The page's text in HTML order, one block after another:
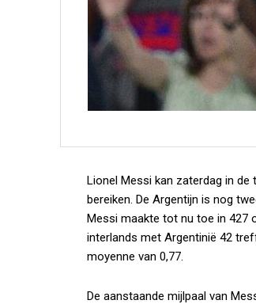
Lionel Messi kan zaterdag in
bereiken. De Argentijn is nog
Messi maakte tot nu toe in 427
interlands met Argentinië 42
moyenne van 0,77.
De aanstaande mijlpaal van